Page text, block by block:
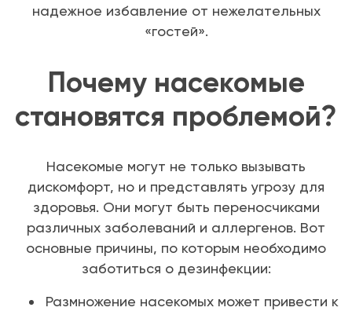
надежное избавление от нежелательных
«гостей».
Почему насекомые
становятся проблемой?
Насекомые могут не только вызывать
дискомфорт, но и представлять угрозу для
здоровья. Они могут быть переносчиками
различных заболеваний и аллергенов. Вот
основные причины, по которым необходимо
заботиться о дезинфекции:
Размножение насекомых может привести к